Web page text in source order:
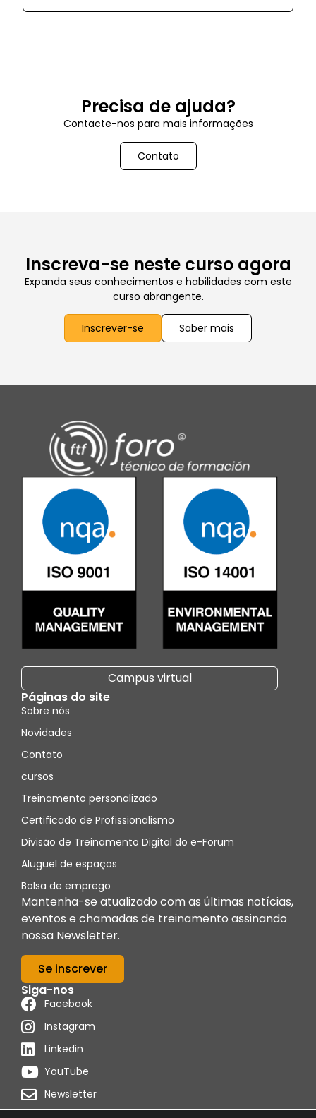
Precisa de ajuda?
Contacte-nos para mais informações
Contato
Inscreva-se neste curso agora
Expanda seus conhecimentos e habilidades com este
curso abrangente.
Inscrever-se Saber mais
Campus virtual
Páginas do site
Sobre nós
Novidades
Contato
cursos
Treinamento personalizado
Certificado de Profissionalismo
Divisão de Treinamento Digital do e-Forum
Aluguel de espaços
Bolsa de emprego
Mantenha-se atualizado com as últimas notícias,
eventos e chamadas de treinamento assinando
nossa Newsletter.
Se inscrever
Siga-nos
Facebook
Instagram
Linkedin
YouTube
Newsletter